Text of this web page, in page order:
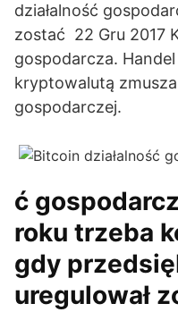
działalność
zostać 22 Gru 2017
gospodarcza.
kryptowalutą
gospodarczej.
ć
roku trzeba
gdy
uregulował